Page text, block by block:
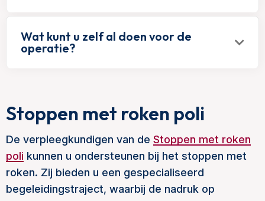
Wat kunt u zelf al doen voor de
operatie?
Stoppen met roken poli
De verpleegkundigen van de Stoppen met roken
poli kunnen u ondersteunen bij het stoppen met
roken. Zij bieden u een gespecialiseerd
begeleidingstraject, waarbij de nadruk op